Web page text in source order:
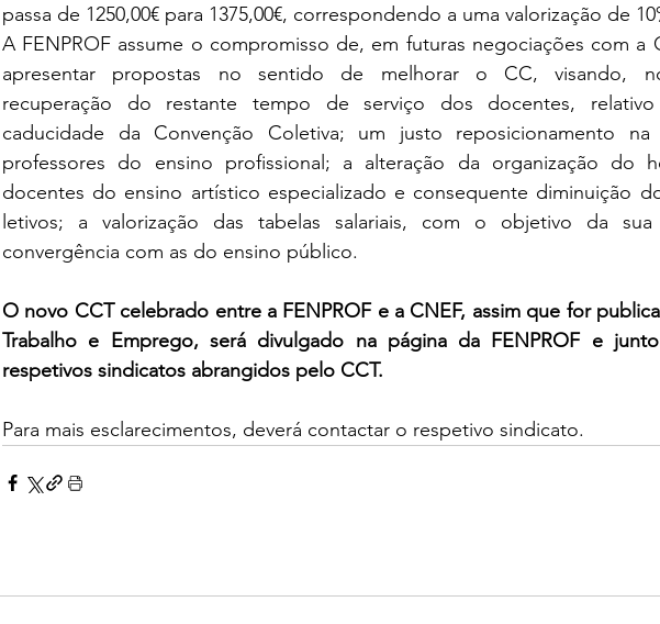
passa de 1250,00€ para 1375,00€, correspondendo a uma valorização de
A FENPROF assume o compromisso de, em futuras negociações com a
apresentar propostas no sentido de melhorar o CC, visando,
recuperação do restante tempo de serviço dos docentes,
caducidade da Convenção Coletiva; um justo reposicionamento
professores do ensino profissional; a alteração da organização do
docentes do ensino artístico especializado e consequente diminuição
letivos; a valorização das tabelas salariais, com o objetivo da
convergência com as do ensino público.
O novo CCT celebrado entre a FENPROF e a CNEF, assim que for
Trabalho e Emprego, será divulgado na página da FENPROF e
respetivos sindicatos abrangidos pelo CCT.
Para mais esclarecimentos, deverá contactar o respetivo sindicato.